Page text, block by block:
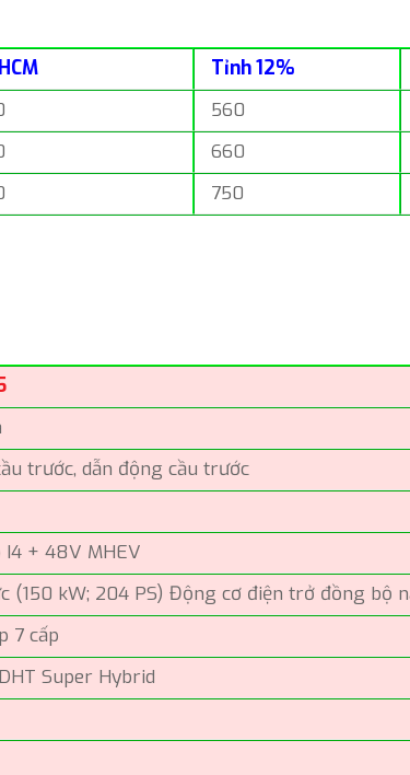
Tỉnh 12%
560
660
750
trước, dẫn động cầu trước
I4 + 48V MHEV
(150 kW; 204 PS) Động cơ điện trở đồng bộ
7 cấp
Super Hybrid